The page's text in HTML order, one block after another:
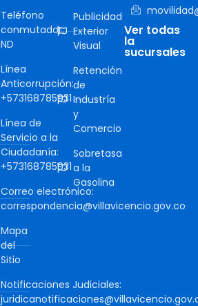
Teléfono
conmutador:
ND
Línea
Anticorrupción:
+573168785931
Línea de
Servicio a la
Ciudadanía:
+573168785931
Correo electrónico:
correspondencia@villavicencio.gov.co
Mapa
del
Sitio
Notificaciones Judiciales:
Publicidad
Exterior
Visual
Retención
de
Industría
y
Comercio
Sobretasa
a la
Gasolina
Ver todas
la
sucursales